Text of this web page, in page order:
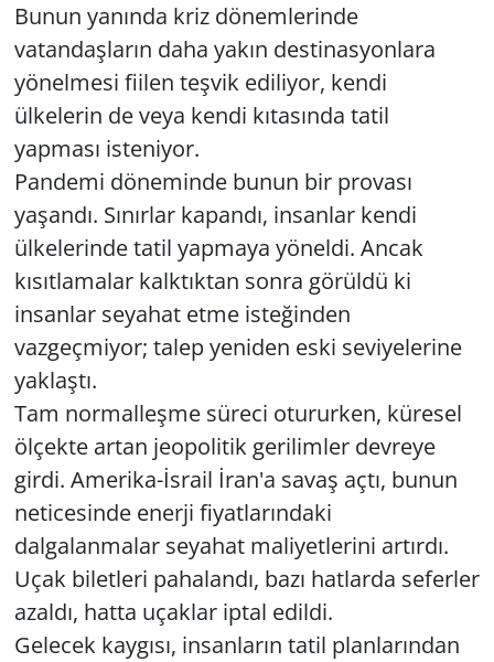
Bunun yanında kriz dönemlerinde
vatandaşların daha yakın destinasyonlara
yönelmesi fiilen teşvik ediliyor, kendi
ülkelerin de veya kendi kıtasında tatil
yapması isteniyor.
Pandemi döneminde bunun bir provası
yaşandı. Sınırlar kapandı, insanlar kendi
ülkelerinde tatil yapmaya yöneldi. Ancak
kısıtlamalar kalktıktan sonra görüldü ki
insanlar seyahat etme isteğinden
vazgeçmiyor; talep yeniden eski seviyelerine
yaklaştı.
Tam normalleşme süreci otururken, küresel
ölçekte artan jeopolitik gerilimler devreye
girdi. Amerika-İsrail İran'a savaş açtı, bunun
neticesinde enerji fiyatlarındaki
dalgalanmalar seyahat maliyetlerini artırdı.
Uçak biletleri pahalandı, bazı hatlarda seferler
azaldı, hatta uçaklar iptal edildi.
Gelecek kaygısı, insanların tatil planlarından